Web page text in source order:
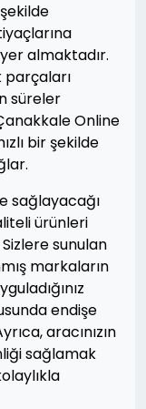
almaktadır.
parçaları
süreler
Online
bir şekilde
sağlayacağı
ürünleri
sunulan
markaların
endişe
aracınızın
sağlamak